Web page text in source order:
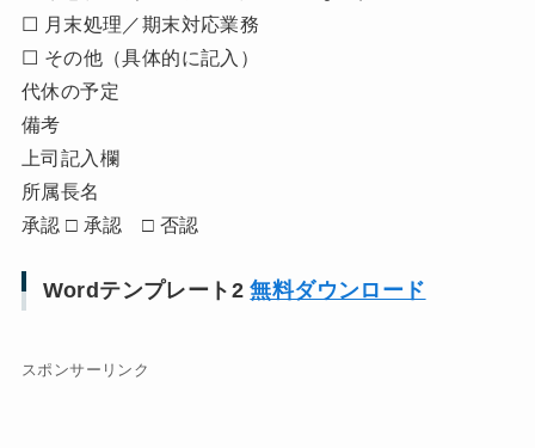
☐ 月末処理／期末対応業務
☐ その他（具体的に記入）
代休の予定
備考
上司記入欄
所属長名
承認 □ 承認 □ 否認
Wordテンプレート2無料ダウンロード
スポンサーリンク